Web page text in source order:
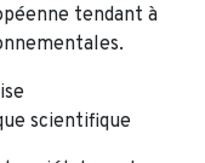
tendant à
scientifique